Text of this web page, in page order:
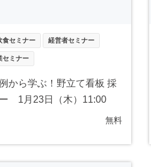
食セミナー 経営者セミナー
セミナー
から学ぶ！野立て看板 採
1月23日（木）11:00
無料